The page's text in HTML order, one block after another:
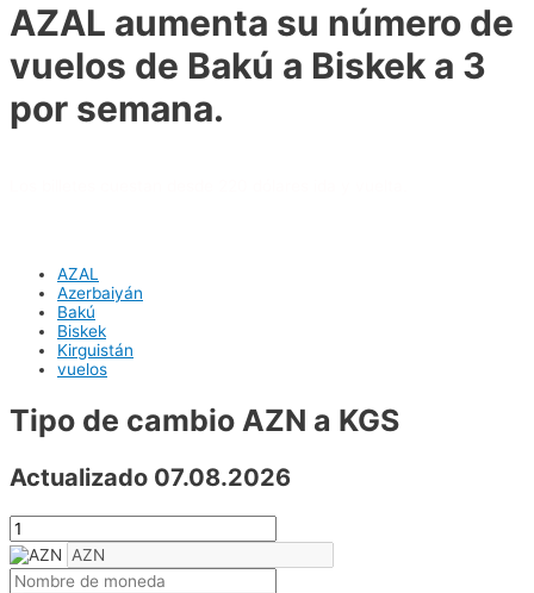
AZAL aumenta su número de
vuelos de Bakú a Biskek a 3
por semana.
AZAL
Azerbaiyán
Bakú
Biskek
Kirguistán
vuelos
Tipo de cambio AZN a KGS
Actualizado 07.08.2026